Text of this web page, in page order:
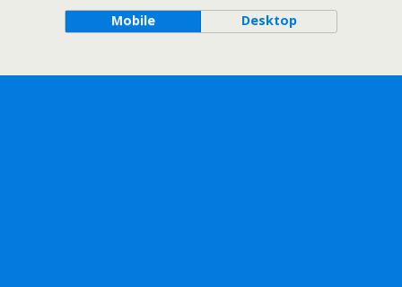
Mobile Desktop